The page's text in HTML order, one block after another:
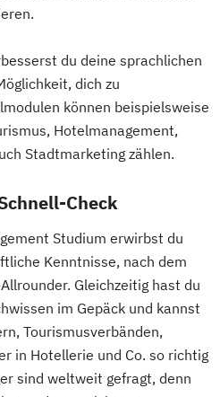
du deine sprachlichen
dich zu
können beispielsweise
Hotelmanagement,
Stadtmarketing zählen.
Check
Studium erwirbst du
Kenntnisse, nach dem
Gleichzeitig hast du
im Gepäck und kannst
Tourismusverbänden,
in Hotellerie und Co. so richtig
sind weltweit gefragt, denn